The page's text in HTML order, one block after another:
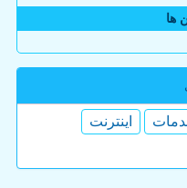
ها
اینترنت